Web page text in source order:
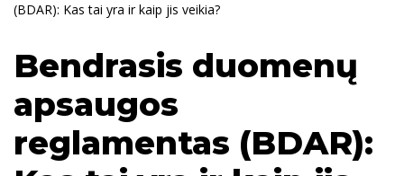
(BDAR): Kas tai yra ir kaip jis veikia?
Bendrasis duomenų
apsaugos
reglamentas (BDAR):